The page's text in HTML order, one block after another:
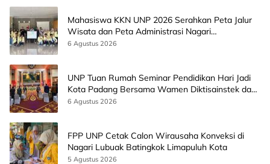
Mahasiswa KKN UNP 2026 Serahkan Peta Jalur
Wisata dan Peta Administrasi Nagari
Paninggahan
6 Agustus 2026
UNP Tuan Rumah Seminar Pendidikan Hari Jadi
Kota Padang Bersama Wamen Diktisainstek dan
CEO EMGS Malaysia
6 Agustus 2026
FPP UNP Cetak Calon Wirausaha Konveksi di
Nagari Lubuak Batingkok Limapuluh Kota
5 Agustus 2026